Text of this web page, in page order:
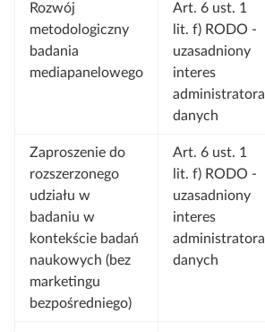
Rozwój
metodologiczny
badania
mediapanelowego
Art. 6 ust. 1
lit. f) RODO -
uzasadniony
interes
administratora
danych
Zaproszenie do
rozszerzonego
udziału w
badaniu w
kontekście badań
naukowych (bez
marketingu
bezpośredniego)
Art. 6 ust. 1
lit. f) RODO -
uzasadniony
interes
administratora
danych